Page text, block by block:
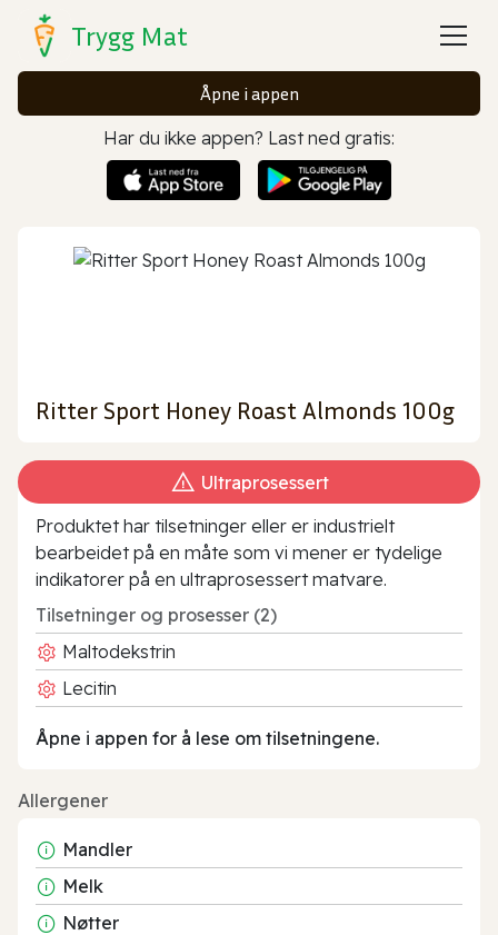
Trygg Mat
Åpne i appen
Har du ikke appen? Last ned gratis:
Ritter Sport Honey Roast Almonds 100g
Ultraprosessert
Produktet har tilsetninger eller er industrielt
bearbeidet på en måte som vi mener er tydelige
indikatorer på en ultraprosessert matvare.
Tilsetninger og prosesser (2)
Maltodekstrin
Lecitin
Åpne i appen for å lese om tilsetningene.
Allergener
Mandler
Melk
Nøtter